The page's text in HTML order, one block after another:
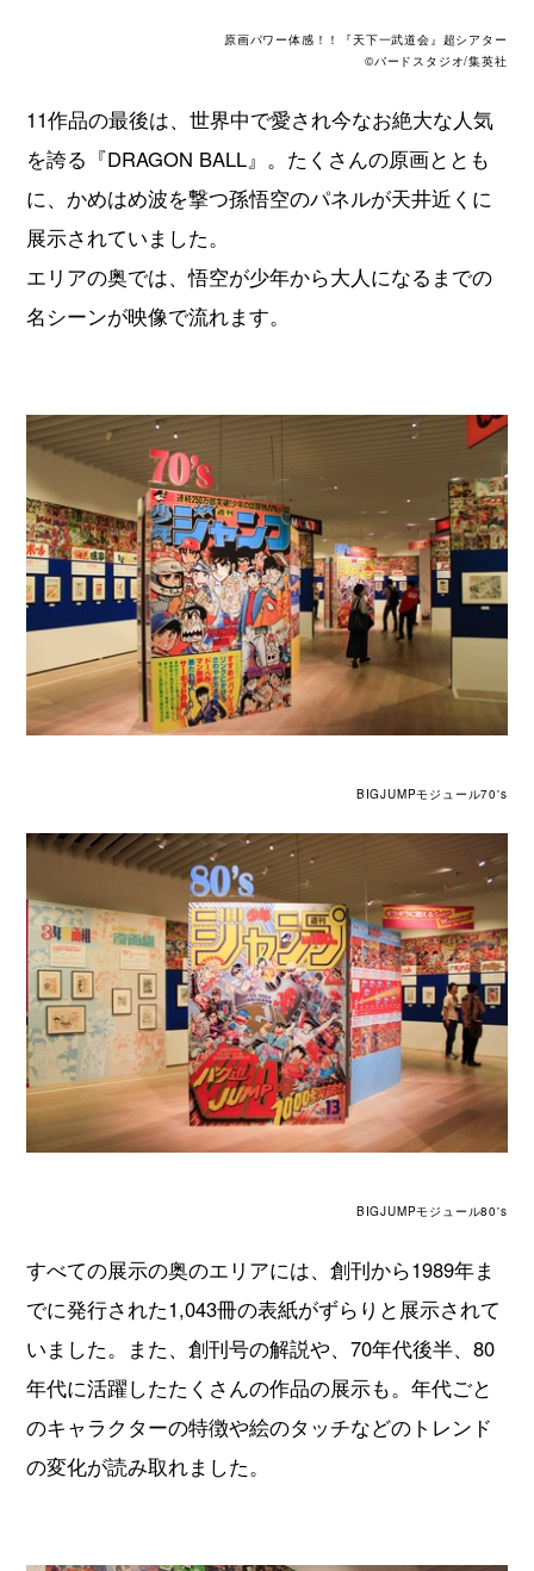
原画パワー体感！！『天下一武道会』超シアター
©バードスタジオ/集英社
11作品の最後は、世界中で愛され今なお絶大な人気
を誇る『DRAGON BALL』。たくさんの原画ととも
に、かめはめ波を撃つ孫悟空のパネルが天井近くに
展示されていました。
エリアの奥では、悟空が少年から大人になるまでの
名シーンが映像で流れます。
BIGJUMPモジュール70's
BIGJUMPモジュール80's
すべての展示の奥のエリアには、創刊から1989年ま
でに発行された1,043冊の表紙がずらりと展示されて
いました。また、創刊号の解説や、70年代後半、80
年代に活躍したたくさんの作品の展示も。年代ごと
のキャラクターの特徴や絵のタッチなどのトレンド
の変化が読み取れました。